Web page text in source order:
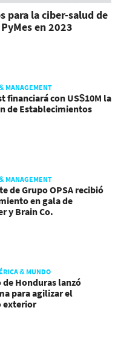
para la ciber-salud de
en 2023
MANAGEMENT
financiará con US$10M la
de Establecimientos
MANAGEMENT
de Grupo OPSA recibió
en gala de
y Brain Co.
& MUNDO
de Honduras lanzó
para agilizar el
exterior